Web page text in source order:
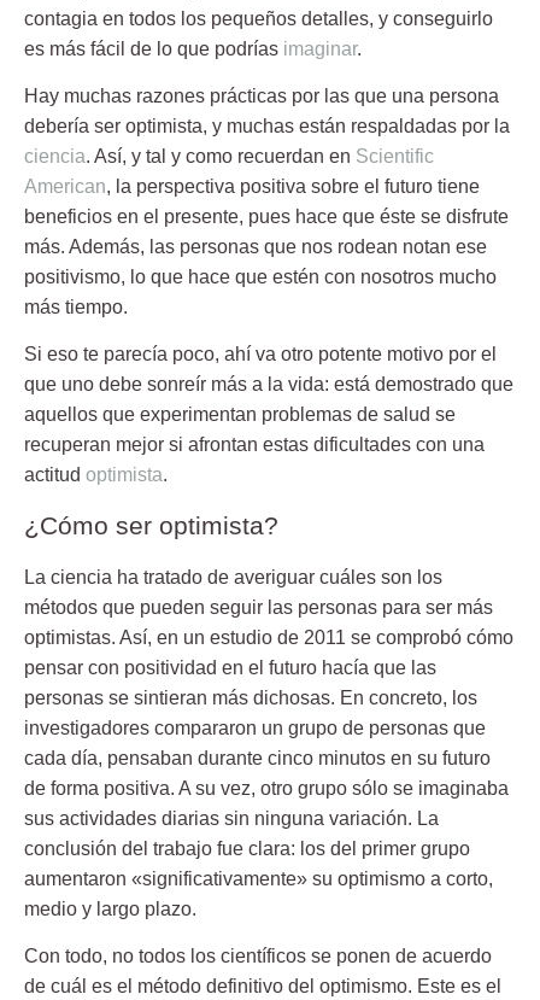
contagia en todos los pequeños detalles, y conseguirlo
es más fácil de lo que podrías imaginar.
Hay muchas razones prácticas por las que una persona
debería ser optimista, y muchas están respaldadas por la
ciencia. Así, y tal y como recuerdan en Scientific
American, la perspectiva positiva sobre el futuro tiene
beneficios en el presente, pues hace que éste se disfrute
más. Además, las personas que nos rodean notan ese
positivismo, lo que hace que estén con nosotros mucho
más tiempo.
Si eso te parecía poco, ahí va otro potente motivo por el
que uno debe sonreír más a la vida: está demostrado que
aquellos que experimentan problemas de salud se
recuperan mejor si afrontan estas dificultades con una
actitud optimista.
¿Cómo ser optimista?
La ciencia ha tratado de averiguar cuáles son los
métodos que pueden seguir las personas para ser más
optimistas. Así, en un estudio de 2011 se comprobó cómo
pensar con positividad en el futuro hacía que las
personas se sintieran más dichosas. En concreto, los
investigadores compararon un grupo de personas que
cada día, pensaban durante cinco minutos en su futuro
de forma positiva. A su vez, otro grupo sólo se imaginaba
sus actividades diarias sin ninguna variación. La
conclusión del trabajo fue clara: los del primer grupo
aumentaron «significativamente» su optimismo a corto,
medio y largo plazo.
Con todo, no todos los científicos se ponen de acuerdo
de cuál es el método definitivo del optimismo. Este es el